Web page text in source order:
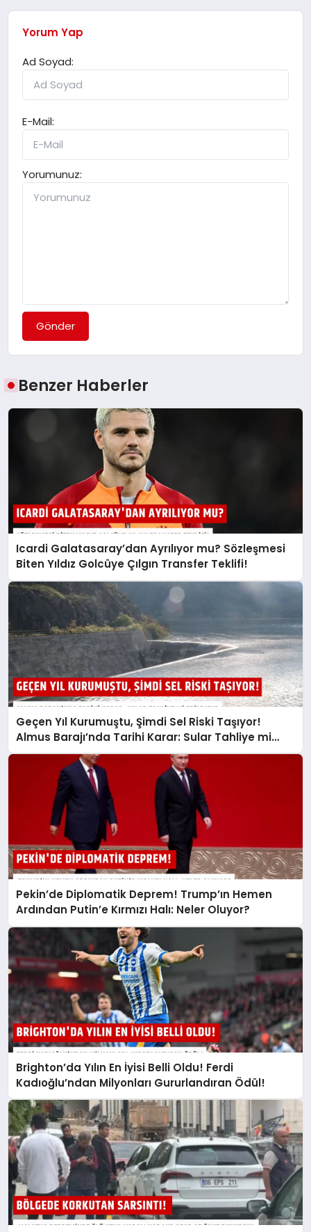
Yorum Yap
Ad Soyad:
E-Mail:
Yorumunuz:
Gönder
Benzer Haberler
Icardi Galatasaray’dan Ayrılıyor mu? Sözleşmesi
Biten Yıldız Golcüye Çılgın Transfer Teklifi!
Geçen Yıl Kurumuştu, Şimdi Sel Riski Taşıyor!
Almus Barajı’nda Tarihi Karar: Sular Tahliye mi
Edilecek?
Pekin’de Diplomatik Deprem! Trump’ın Hemen
Ardından Putin’e Kırmızı Halı: Neler Oluyor?
Brighton’da Yılın En İyisi Belli Oldu! Ferdi
Kadıoğlu’ndan Milyonları Gururlandıran Ödül!